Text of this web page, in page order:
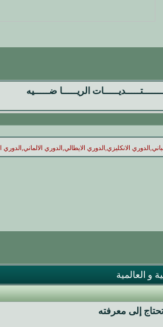
الريـــــا ضـــــيه
الانكليزي,الدوري الايطالي,الدوري
و العالمية
إلى معرفته